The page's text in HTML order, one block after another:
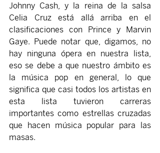
Johnny Cash, y la reina de la salsa
Celia Cruz está allá arriba en el
clasificaciones con Prince y Marvin
Gaye. Puede notar que, digamos, no
hay ninguna ópera en nuestra lista,
eso se debe a que nuestro ámbito es
la música pop en general, lo que
significa que casi todos los artistas en
esta lista tuvieron carreras
importantes como estrellas cruzadas
que hacen música popular para las
masas.